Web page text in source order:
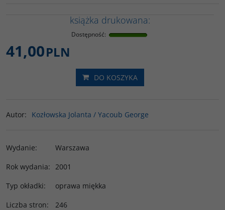
książka drukowana:
Dostępność:
41,00PLN
DO KOSZYKA
Autor: Kozłowska Jolanta / Yacoub George
Wydanie:
Warszawa
Rok wydania: 2001
Typ okładki:
oprawa miękka
Liczba stron:
246